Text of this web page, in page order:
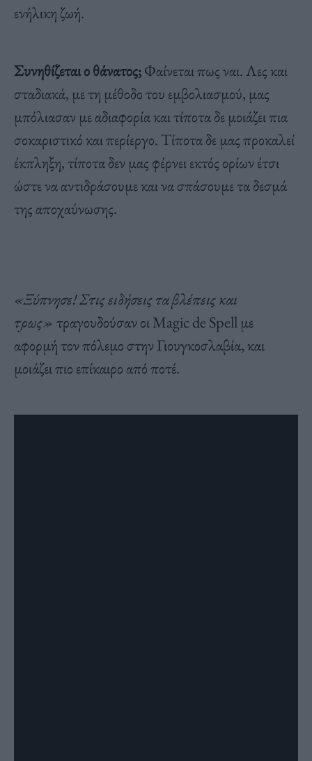
ενήλικη ζωή.
Συνηθίζεται ο θάνατος;Φαίνεται πως ναι. Λες και
σταδιακά, με τη μέθοδο του εμβολιασμού, μας
μπόλιασαν με αδιαφορία και τίποτα δε μοιάζει πια
σοκαριστικό και περίεργο. Τίποτα δε μας προκαλεί
έκπληξη, τίποτα δεν μας φέρνει εκτός ορίων έτσι
ώστε να αντιδράσουμε και να σπάσουμε τα δεσμά
της αποχαύνωσης.
«Ξύπνησε! Στις ειδήσεις τα βλέπεις και
τρως» τραγουδούσαν οι Magic de Spell με
αφορμή τον πόλεμο στην Γιουγκοσλαβία, και
μοιάζει πιο επίκαιρο από ποτέ.